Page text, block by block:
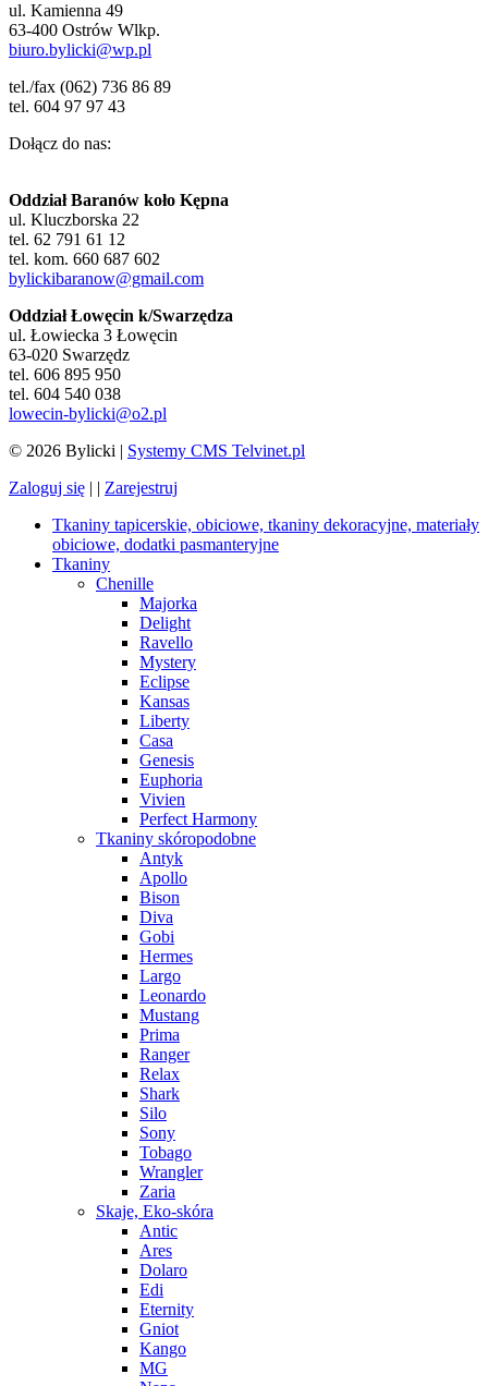
ul. Kamienna 49
63-400 Ostrów Wlkp.
biuro.bylicki@wp.pl
tel./fax (062) 736 86 89
tel. 604 97 97 43
Dołącz do nas:
Oddział Baranów koło Kępna
ul. Kluczborska 22
tel. 62 791 61 12
tel. kom. 660 687 602
bylickibaranow@gmail.com
Oddział Łowęcin k/Swarzędza
ul. Łowiecka 3 Łowęcin
63-020 Swarzędz
tel. 606 895 950
tel. 604 540 038
lowecin-bylicki@o2.pl
© 2026 Bylicki | Systemy CMS Telvinet.pl
Zaloguj się | | Zarejestruj
Tkaniny tapicerskie, obiciowe, tkaniny dekoracyjne, materiały
obiciowe, dodatki pasmanteryjne
Tkaniny
Chenille
Majorka
Delight
Ravello
Mystery
Eclipse
Kansas
Liberty
Casa
Genesis
Euphoria
Vivien
Perfect Harmony
Tkaniny skóropodobne
Antyk
Apollo
Bison
Diva
Gobi
Hermes
Largo
Leonardo
Mustang
Prima
Ranger
Relax
Shark
Silo
Sony
Tobago
Wrangler
Zaria
Skaje, Eko-skóra
Antic
Ares
Dolaro
Edi
Eternity
Gniot
Kango
MG